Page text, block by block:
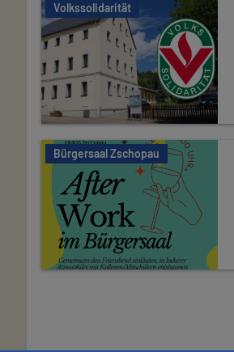
Volkssolidarität
Bürgersaal Zschopau